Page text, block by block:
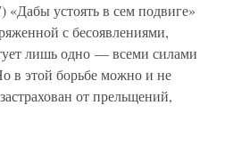
устоять в сем подвиге»
с бесоявлениями,
лишь одно — всеми силами
в этой борьбе можно и не
от прельщений,